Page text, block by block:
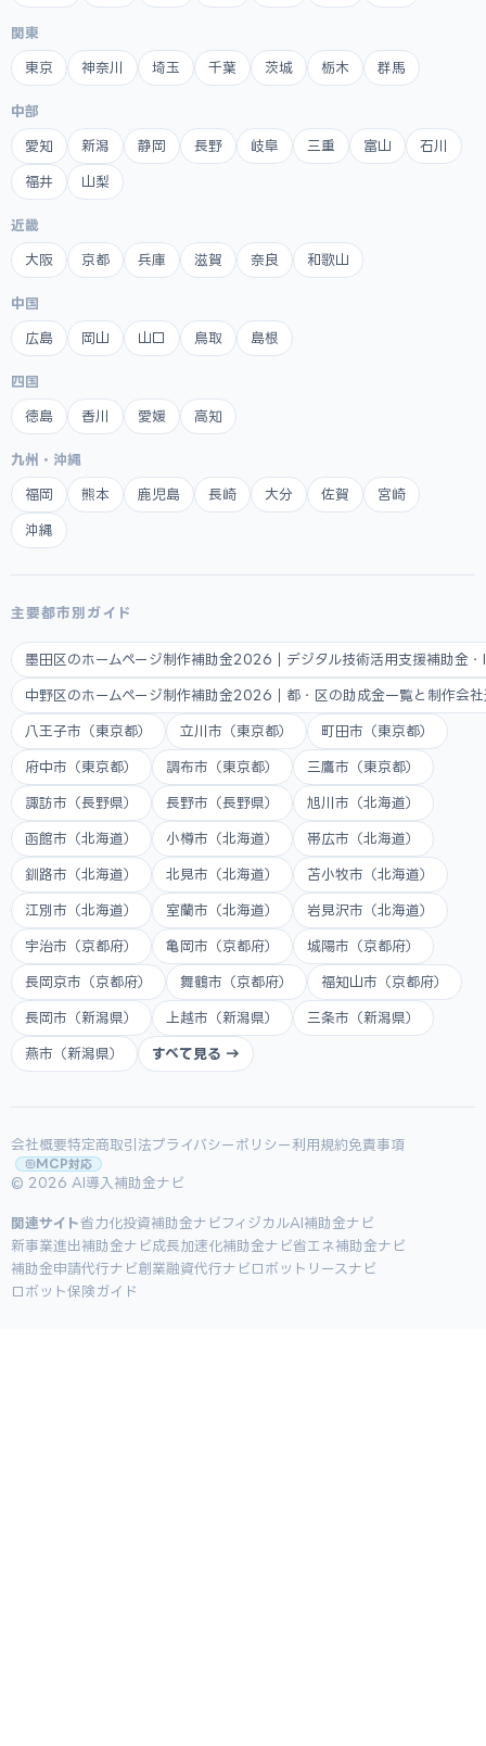
関東
東京 神奈川 埼玉 千葉 茨城 栃木 群馬
中部
愛知 新潟 静岡 長野 岐阜 三重 富山 石川
福井 山梨
近畿
大阪 京都 兵庫 滋賀 奈良 和歌山
中国
広島 岡山 山口 鳥取 島根
四国
徳島 香川 愛媛 高知
九州・沖縄
福岡 熊本 鹿児島 長崎 大分 佐賀 宮崎
沖縄
主要都市別ガイド
墨田区のホームページ制作補助金2026｜デジタル技術活用支援補助金
中野区のホームページ制作補助金2026｜都・区の助成金一覧と制作会
八王子市（東京都） 立川市（東京都） 町田市（東京都）
府中市（東京都） 調布市（東京都） 三鷹市（東京都）
諏訪市（長野県） 長野市（長野県） 旭川市（北海道）
函館市（北海道） 小樽市（北海道） 帯広市（北海道）
釧路市（北海道） 北見市（北海道） 苫小牧市（北海道）
江別市（北海道） 室蘭市（北海道） 岩見沢市（北海道）
宇治市（京都府） 亀岡市（京都府） 城陽市（京都府）
長岡京市（京都府） 舞鶴市（京都府） 福知山市（京都府）
長岡市（新潟県） 上越市（新潟県） 三条市（新潟県）
燕市（新潟県） すべて見る →
会社概要特定商取引法プライバシーポリシー 利用規約免責事項
MCP対応
© 2026 AI導入補助金ナビ
関連サイト省力化投資補助金ナビ フィジカルAI補助金ナビ
新事業進出補助金ナビ成長加速化補助金ナビ省エネ補助金ナビ
補助金申請代行ナビ創業融資代行ナビ ロボットリースナビ
ロボット保険ガイド